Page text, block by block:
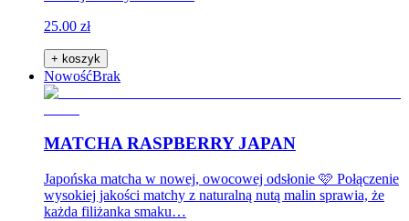
25.00 zł
+ koszyk
NowośćBrak
MATCHA RASPBERRY JAPAN
Japońska matcha w nowej, owocowej odsłonie 🩷 Połączenie
wysokiej jakości matchy z naturalną nutą malin sprawia, że
każda filiżanka smaku…